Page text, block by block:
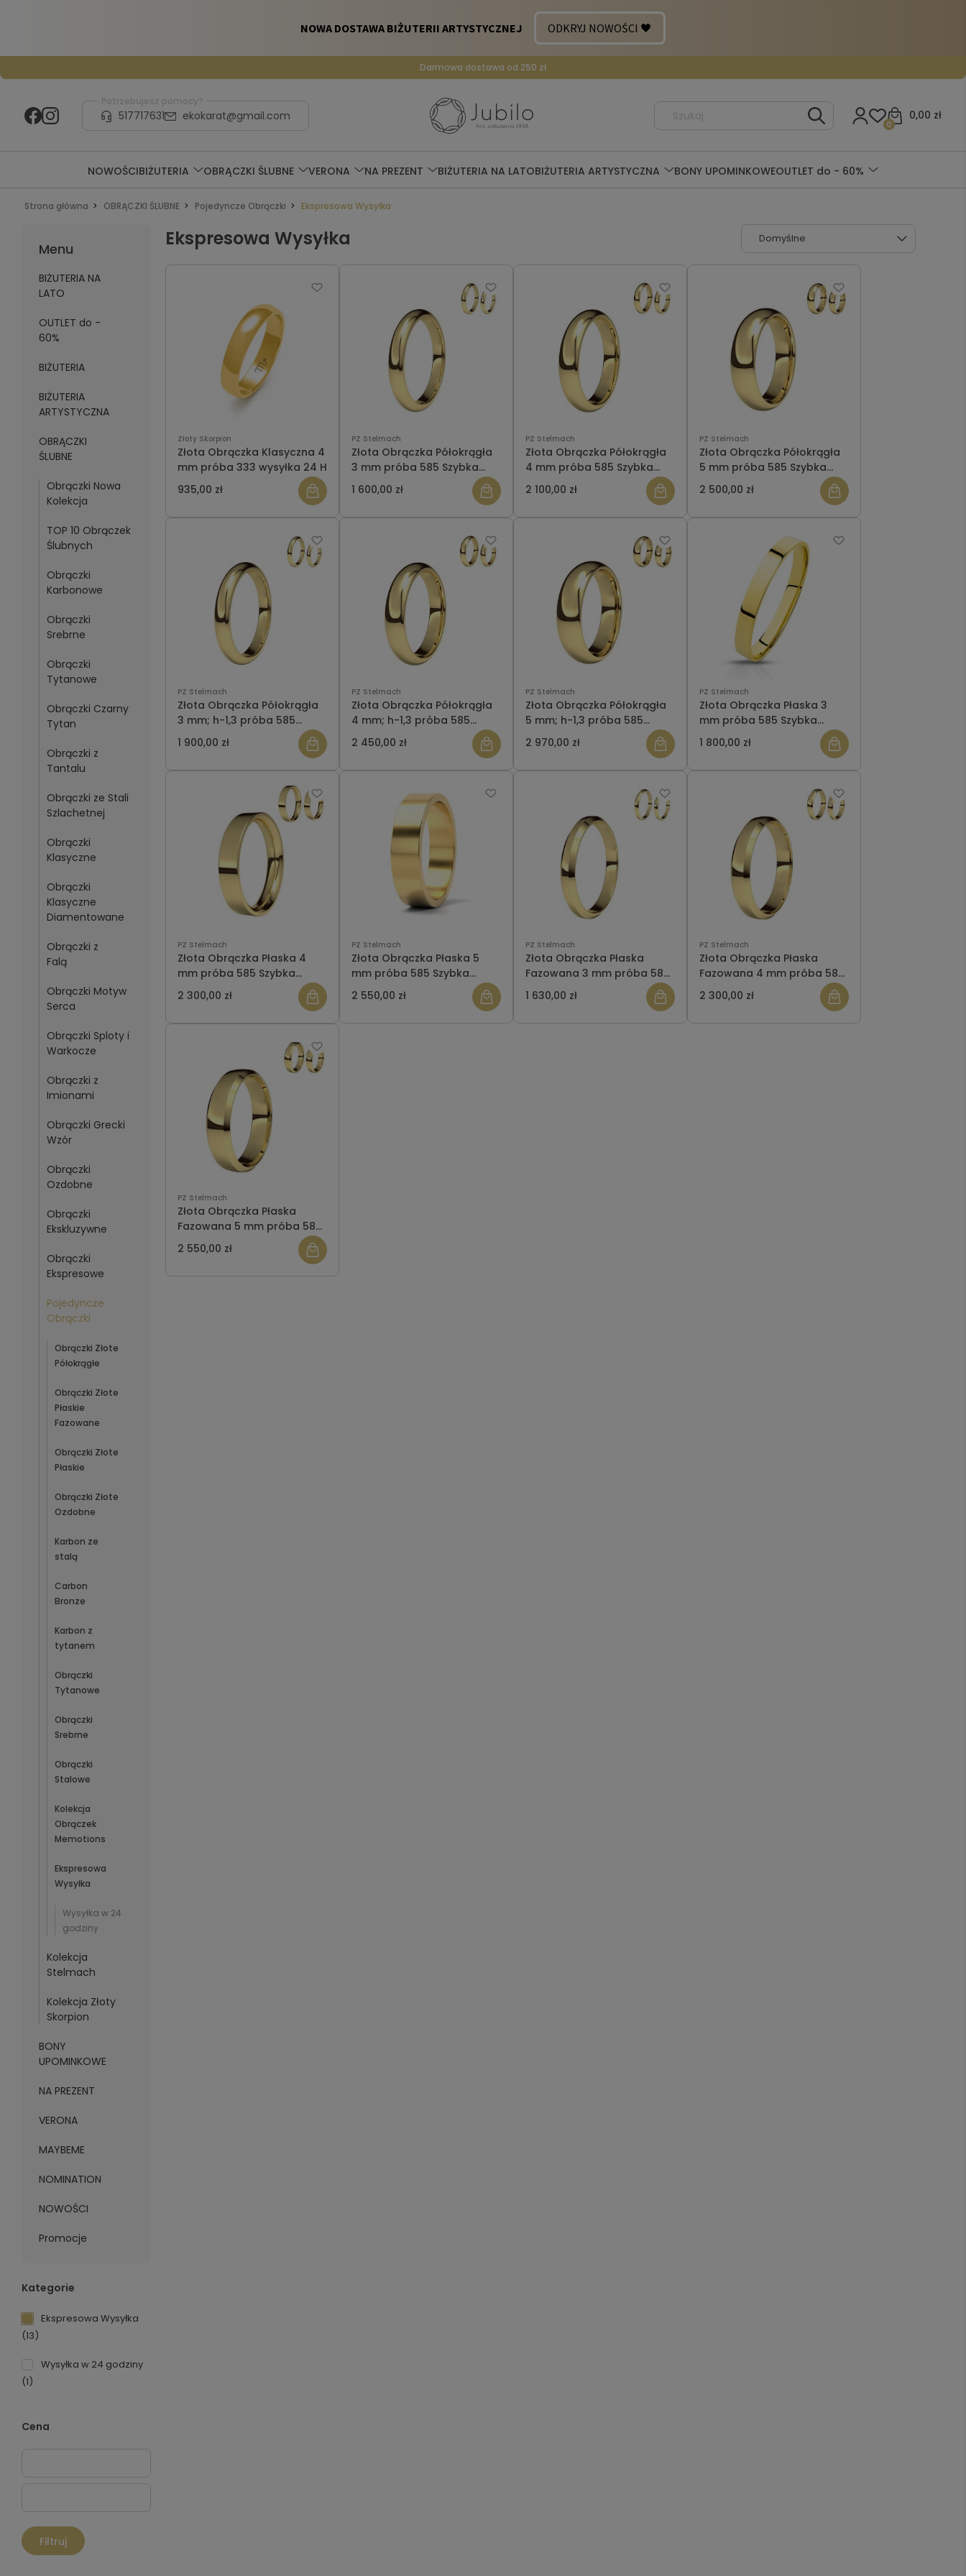
Darmowa dostawa od 250 zł
Potrzebujesz pomocy?
517717631 ekokarat@gmail.com 0,00 zł
0
NOWOŚCIBIŻUTERIA OBRĄCZKI ŚLUBNE VERONA NA PREZENT BIŻUTERIA NA LATOBIŻUTERIA ARTYSTYCZNA BONY UPOMINKOWEOUTLET do - 60%
Strona główna OBRĄCZKI ŚLUBNE Pojedyncze Obrączki Ekspresowa Wysyłka
Menu
BIŻUTERIA NA
LATO
OUTLET do -
60%
BIŻUTERIA
BIŻUTERIA
ARTYSTYCZNA
OBRĄCZKI
ŚLUBNE
Obrączki Nowa
Kolekcja
TOP 10 Obrączek
Ślubnych
Obrączki
Karbonowe
Obrączki
Srebrne
Obrączki
Tytanowe
Obrączki Czarny
Tytan
Obrączki z
Tantalu
Obrączki ze Stali
Szlachetnej
Obrączki
Klasyczne
Obrączki
Klasyczne
Diamentowane
Obrączki z
Falą
Obrączki Motyw
Serca
Obrączki Sploty i
Warkocze
Obrączki z
Imionami
Obrączki Grecki
Wzór
Obrączki
Ozdobne
Obrączki
Ekskluzywne
Obrączki
Ekspresowe
Pojedyncze
Obrączki
Obrączki Złote
Półokrągłe
Obrączki Złote
Płaskie
Fazowane
Obrączki Złote
Płaskie
Obrączki Złote
Ozdobne
Karbon ze
stalą
Carbon
Bronze
Karbon z
tytanem
Obrączki
Tytanowe
Obrączki
Srebrne
Obrączki
Stalowe
Kolekcja
Obrączek
Memotions
Ekspresowa
Wysyłka
Wysyłka w 24
godziny
Kolekcja
Stelmach
Kolekcja Złoty
Skorpion
BONY
UPOMINKOWE
NA PREZENT
VERONA
MAYBEME
NOMINATION
NOWOŚCI
Promocje
Kategorie
Ekspresowa Wysyłka
(13)
Wysyłka w 24 godziny
(1)
Cena
Filtruj
Ekspresowa Wysyłka
Złoty Skorpion
Złota Obrączka Klasyczna 4
mm próba 333 wysyłka 24 H
935,00 zł
PZ Stelmach
Złota Obrączka Półokrągła
3 mm próba 585 Szybka
Wysyłka
1 600,00 zł
PZ Stelmach
Złota Obrączka Półokrągła
4 mm próba 585 Szybka
Wysyłka
2 100,00 zł
PZ Stelmach
Złota Obrączka Półokrągła
5 mm próba 585 Szybka
Wysyłka
2 500,00 zł
PZ Stelmach
Złota Obrączka Półokrągła
3 mm; h-1,3 próba 585
Szybka Wysyłka
1 900,00 zł
PZ Stelmach
Złota Obrączka Półokrągła
4 mm; h-1,3 próba 585
Szybka Wysyłka
2 450,00 zł
PZ Stelmach
Złota Obrączka Półokrągła
5 mm; h-1,3 próba 585
Szybka Wysyłka
2 970,00 zł
PZ Stelmach
Złota Obrączka Płaska 3
mm próba 585 Szybka
wysyłka
1 800,00 zł
PZ Stelmach
Złota Obrączka Płaska 4
mm próba 585 Szybka
wysyłka
2 300,00 zł
PZ Stelmach
Złota Obrączka Płaska 5
mm próba 585 Szybka
wysyłka
2 550,00 zł
PZ Stelmach
Złota Obrączka Płaska
Fazowana 3 mm próba 585
Szybka wysyłka
1 630,00 zł
PZ Stelmach
Złota Obrączka Płaska
Fazowana 4 mm próba 585
Szybka wysyłka
2 300,00 zł
PZ Stelmach
Złota Obrączka Płaska
Fazowana 5 mm próba 585
Szybka wysyłka
2 550,00 zł